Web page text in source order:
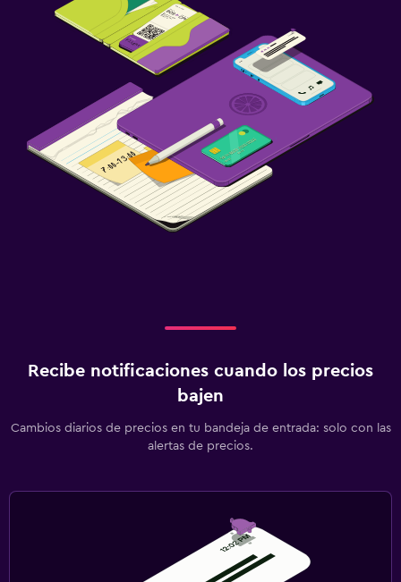
Recibe notificaciones cuando los precios
bajen
Cambios diarios de precios en tu bandeja de entrada: solo con las
alertas de precios.